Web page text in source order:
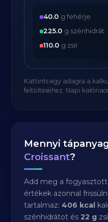
40.0 g fehérje
225.0 g szénhidrát
110.0 g zsír
Kattints egy adagra a
feltöltéséhez. Napi
Mennyi
Croissant?
Add meg a
értékek azonnal
tartalmaz:406 kcal
szénhidrátot és22 g